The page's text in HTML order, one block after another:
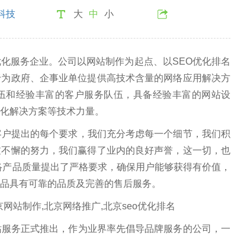
技 大 中 小
务企业。公司以网站制作为起点、以SEO优化排名
政府、企事业单位提供高技术含量的网络应用解决方
经验丰富的客户服务队伍，具备经验丰富的网站设
解决方案等技术力量。
出的每个要求，我们充分考虑每一个细节，我们积
懈的努力，我们赢得了业内的良好声誉，这一切，也
品质量提出了严格要求，确保用户能够获得有价值，
具有可靠的品质及完善的售后服务。
正式推出，作为业界率先倡导品牌服务的公司，一